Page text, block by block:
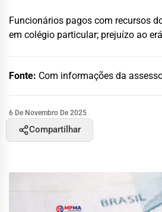
Funcionários pagos com recursos
em colégio particular; prejuízo ao
Fonte: Com informações da
6 De Novembro De 2025
Compartilhar